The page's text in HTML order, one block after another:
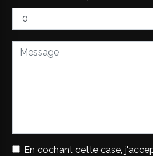
En cochant cette case,